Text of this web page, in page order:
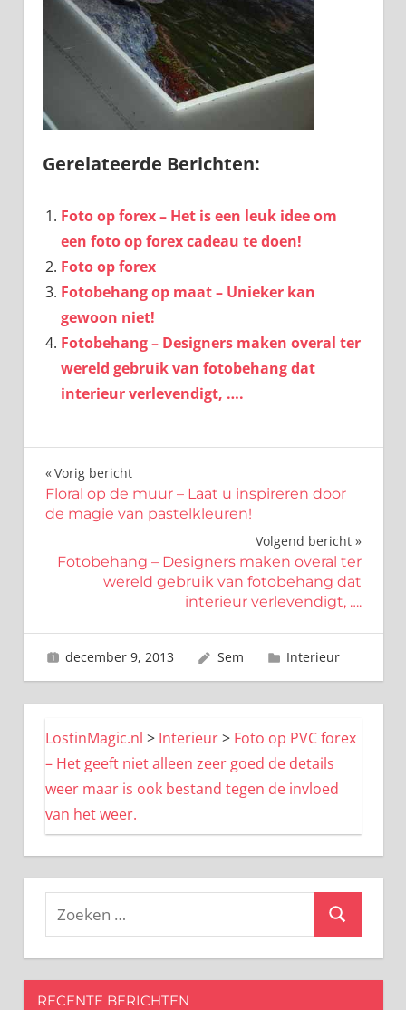
Gerelateerde Berichten:
Foto op forex – Het is een leuk idee om
een foto op forex cadeau te doen!
Foto op forex
Fotobehang op maat – Unieker kan
gewoon niet!
Fotobehang – Designers maken overal ter
wereld gebruik van fotobehang dat
interieur verlevendigt, ….
Bericht
navigatie
Vorig bericht
Floral op de muur – Laat u inspireren door
de magie van pastelkleuren!
Volgend bericht
Fotobehang – Designers maken overal ter
wereld gebruik van fotobehang dat
interieur verlevendigt, ….
december 9, 2013 Sem Interieur
LostinMagic.nl > Interieur> Foto op PVC forex
– Het geeft niet alleen zeer goed de details
weer maar is ook bestand tegen de invloed
van het weer.
Zoeken
Zoeken
RECENTE BERICHTEN